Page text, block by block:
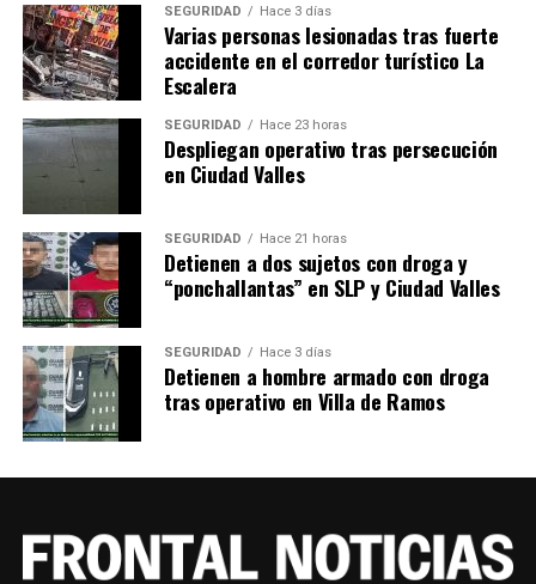
SEGURIDAD Hace 3 días
Varias personas lesionadas tras fuerte
accidente en el corredor turístico La
Escalera
SEGURIDAD Hace 23 horas
Despliegan operativo tras persecución
en Ciudad Valles
SEGURIDAD Hace 21 horas
Detienen a dos sujetos con droga y
“ponchallantas” en SLP y Ciudad Valles
SEGURIDAD Hace 3 días
Detienen a hombre armado con droga
tras operativo en Villa de Ramos